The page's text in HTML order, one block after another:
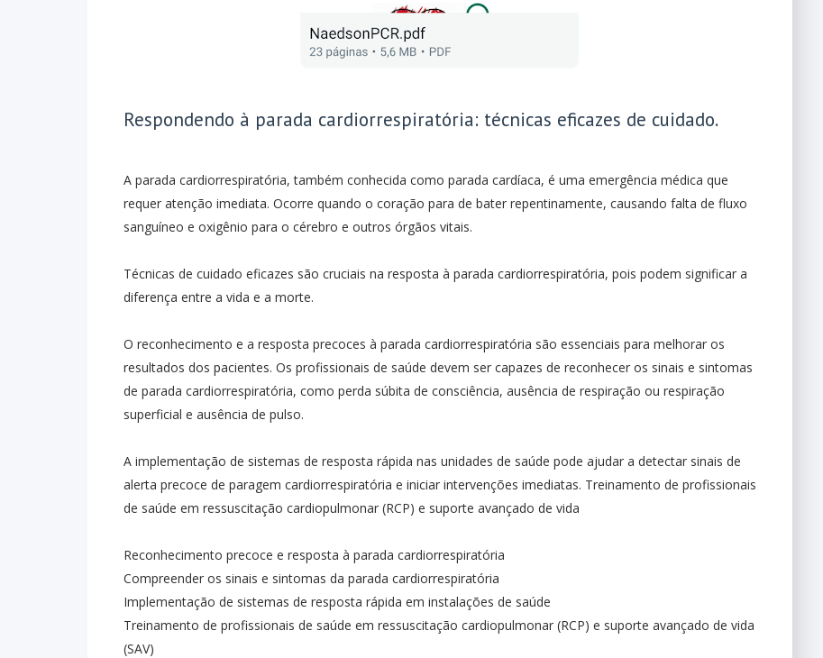
Respondendo à parada cardiorrespiratória: técnicas eficazes de cuidado.
A parada cardiorrespiratória, também conhecida como parada cardíaca, é uma emergência médica que
requer atenção imediata. Ocorre quando o coração para de bater repentinamente, causando falta de fluxo
sanguíneo e oxigênio para o cérebro e outros órgãos vitais.
Técnicas de cuidado eficazes são cruciais na resposta à parada cardiorrespiratória, pois podem significar a
diferença entre a vida e a morte.
O reconhecimento e a resposta precoces à parada cardiorrespiratória são essenciais para melhorar os
resultados dos pacientes. Os profissionais de saúde devem ser capazes de reconhecer os sinais e sintomas
de parada cardiorrespiratória, como perda súbita de consciência, ausência de respiração ou respiração
superficial e ausência de pulso.
A implementação de sistemas de resposta rápida nas unidades de saúde pode ajudar a detectar sinais de
alerta precoce de paragem cardiorrespiratória e iniciar intervenções imediatas. Treinamento de profissionais
de saúde em ressuscitação cardiopulmonar (RCP) e suporte avançado de vida
Reconhecimento precoce e resposta à parada cardiorrespiratória
Compreender os sinais e sintomas da parada cardiorrespiratória
Implementação de sistemas de resposta rápida em instalações de saúde
Treinamento de profissionais de saúde em ressuscitação cardiopulmonar (RCP) e suporte avançado de vida
(SAV)